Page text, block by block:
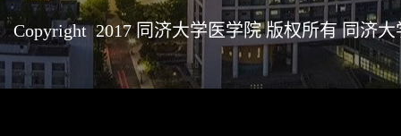
Copyright 2017 同济大学医学院 版权所有 同济